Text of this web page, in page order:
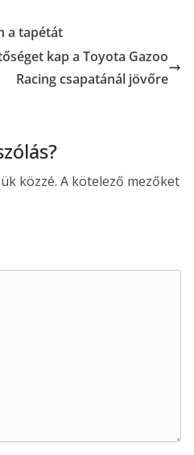
a tapétát
kap a Toyota Gazoo
Racing csapatánál jövőre
közzé. A kötelező mezőket